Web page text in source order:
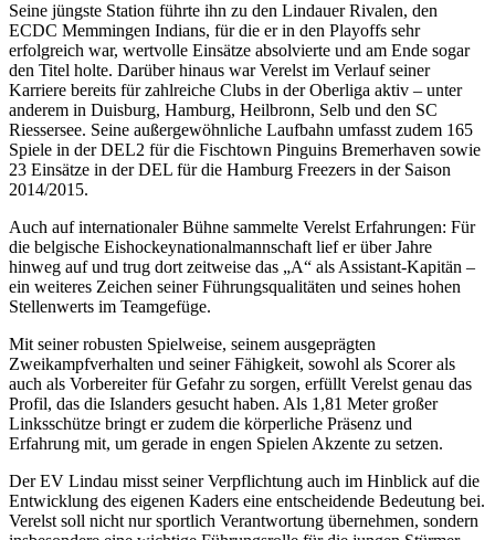
Seine jüngste Station führte ihn zu den Lindauer Rivalen, den
ECDC Memmingen Indians, für die er in den Playoffs sehr
erfolgreich war, wertvolle Einsätze absolvierte und am Ende sogar
den Titel holte. Darüber hinaus war Verelst im Verlauf seiner
Karriere bereits für zahlreiche Clubs in der Oberliga aktiv – unter
anderem in Duisburg, Hamburg, Heilbronn, Selb und den SC
Riessersee. Seine außergewöhnliche Laufbahn umfasst zudem 165
Spiele in der DEL2 für die Fischtown Pinguins Bremerhaven sowie
23 Einsätze in der DEL für die Hamburg Freezers in der Saison
2014/2015.
Auch auf internationaler Bühne sammelte Verelst Erfahrungen: Für
die belgische Eishockeynationalmannschaft lief er über Jahre
hinweg auf und trug dort zeitweise das „A“ als Assistant-Kapitän –
ein weiteres Zeichen seiner Führungsqualitäten und seines hohen
Stellenwerts im Teamgefüge.
Mit seiner robusten Spielweise, seinem ausgeprägten
Zweikampfverhalten und seiner Fähigkeit, sowohl als Scorer als
auch als Vorbereiter für Gefahr zu sorgen, erfüllt Verelst genau das
Profil, das die Islanders gesucht haben. Als 1,81 Meter großer
Linksschütze bringt er zudem die körperliche Präsenz und
Erfahrung mit, um gerade in engen Spielen Akzente zu setzen.
Der EV Lindau misst seiner Verpflichtung auch im Hinblick auf die
Entwicklung des eigenen Kaders eine entscheidende Bedeutung bei.
Verelst soll nicht nur sportlich Verantwortung übernehmen, sondern